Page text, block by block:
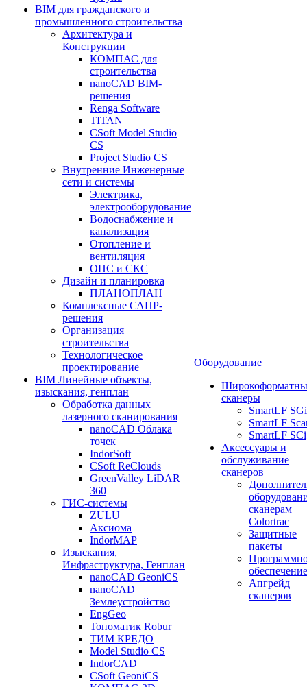
BIM для гражданского и
промышленного строительства
Архитектура и
Конструкции
КОМПАС для
строительства
nanoCAD BIM-
решения
Renga Software
TITAN
CSoft Model Studio
CS
Project Studio CS
Внутренние Инженерные
сети и системы
Электрика,
электрооборудование
Водоснабжение и
канализация
Отопление и
вентиляция
ОПС и СКС
Дизайн и планировка
ПЛАНОПЛАН
Комплексные САПР-
решения
Организация
строительства
Технологическое
проектирование
BIM Линейные объекты,
изыскания, генплан
Обработка данных
лазерного сканирования
nanoCAD Облака
точек
IndorSoft
CSoft ReClouds
GreenValley LiDAR
360
ГИС-системы
ZULU
Аксиома
IndorMAP
Изыскания,
Инфраструктура, Генплан
nanoCAD GeoniCS
nanoCAD
Землеустройство
EngGeo
Топоматик Robur
ТИМ КРЕДО
Model Studio CS
IndorCAD
CSoft GeoniCS
Оборудование
сканеры
SmartLF SGi
SmartLF
SmartLF SCi
Аксессуары и
обслуживание
сканеров
сканерам
Colortrac
Защитные
пакеты
обеспечение
Апгрейд
сканеров